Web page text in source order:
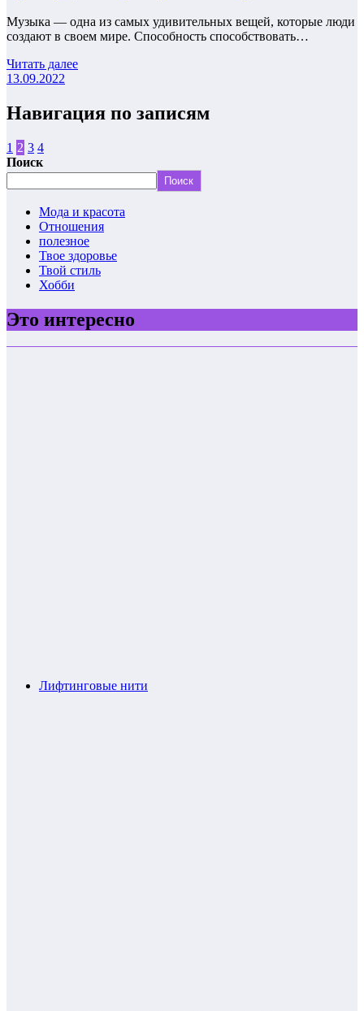
Музыка — одна из самых удивительных вещей, которые люди
создают в своем мире. Способность способствовать…
Читать далее
13.09.2022
Навигация по записям
1 2 3 4
Поиск
Поиск
Мода и красота
Отношения
полезное
Твое здоровье
Твой стиль
Хобби
Это интересно
Лифтинговые нити